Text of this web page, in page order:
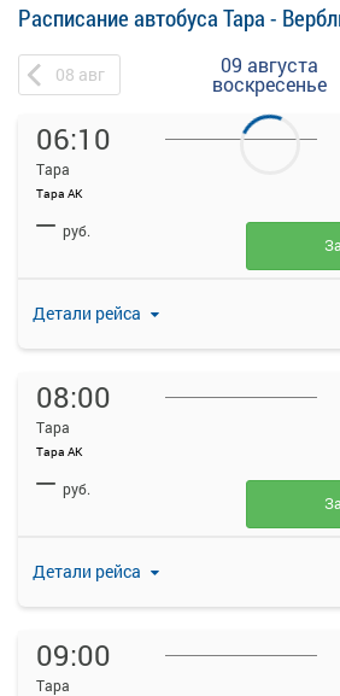
Расписание автобуса Тара -
08 авг 09 августа
воскресенье
06:10
Тара
Тара АК
Детали рейса
— руб.
08:00
Тара
Тара АК
Детали рейса
— руб.
09:00
Тара